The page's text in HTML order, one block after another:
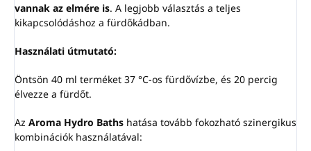
vannak az elmére is. A legjobb választás a teljes
kikapcsolódáshoz a fürdőkádban.
Használati útmutató:
Öntsön 40 ml terméket 37 °C-os fürdővízbe, és 20 percig
élvezze a fürdőt.
Az Aroma Hydro Baths hatása tovább fokozható szinergikus
kombinációk használatával: